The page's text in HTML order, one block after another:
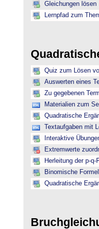
Gleichungen lösen
Lernpfad zum
Quiz zum Lösen
Auswerten eines
Zu gegebenen
Materialien zum
Quadratische
Textaufgaben mit
Interaktive
Extremwerte
Herleitung der p-q-
Binomische
Quadratische